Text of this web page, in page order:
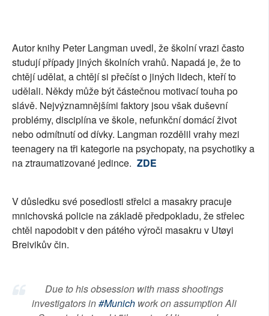
Autor knihy Peter Langman uvedl, že školní vrazi často
studují případy jiných školních vrahů. Napadá je, že to
chtějí udělat, a chtějí si přečíst o jiných lidech, kteří to
udělali. Někdy může být částečnou motivací touha po
slávě. Nejvýznamnějšími faktory jsou však duševní
problémy, disciplína ve škole, nefunkční domácí život
nebo odmítnutí od dívky. Langman rozdělil vrahy mezi
teenagery na tři kategorie na psychopaty, na psychotiky a
na ztraumatizované jedince. ZDE
V důsledku své posedlosti střelci a masakry pracuje
mnichovská policie na základě předpokladu, že střelec
chtěl napodobit v den pátého výroči masakru v Utøyi
Breivikův čin.
Due to his obsession with mass shootings
investigators in#Munich work on assumption Ali